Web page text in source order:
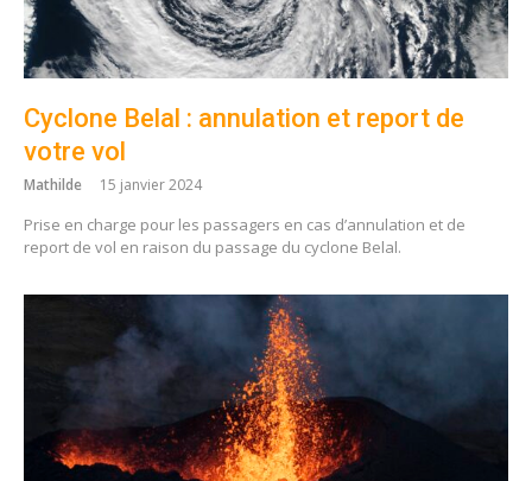
Cyclone Belal : annulation et report de
votre vol
Mathilde 15 janvier 2024
Prise en charge pour les passagers en cas d’annulation et de
report de vol en raison du passage du cyclone Belal.